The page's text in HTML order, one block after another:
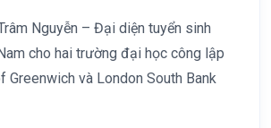
Nguyễn – Đại diện tuyển sinh
cho hai trường đại học công lập
Greenwich và London South Bank